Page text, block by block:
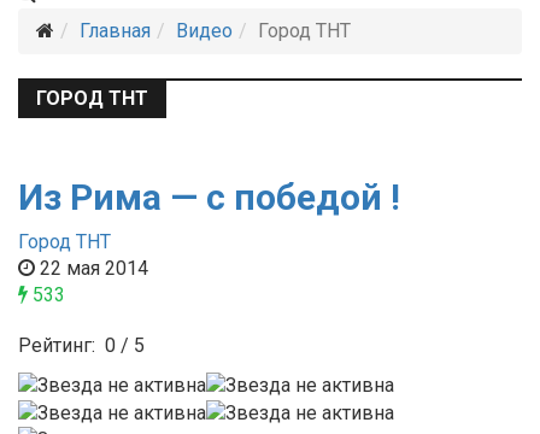
Главная Видео Город ТНТ
ГОРОД ТНТ
Из Рима — с победой !
Город ТНТ
22 мая 2014
533
Рейтинг: 0 / 5